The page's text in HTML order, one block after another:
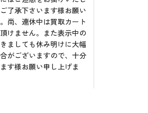
了承下さいます様お願い
尚、連休中は買取カート
けません。また表示中の
ましても休み明けに大幅
がございますので、十分
す様お願い申し上げま